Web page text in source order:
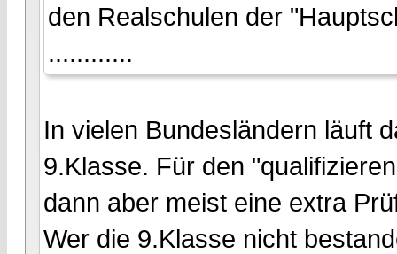
den Realschulen der
............
In vielen Bundesländern läuft
9.Klasse. Für den
dann aber meist eine extra
Wer die 9.Klasse nicht